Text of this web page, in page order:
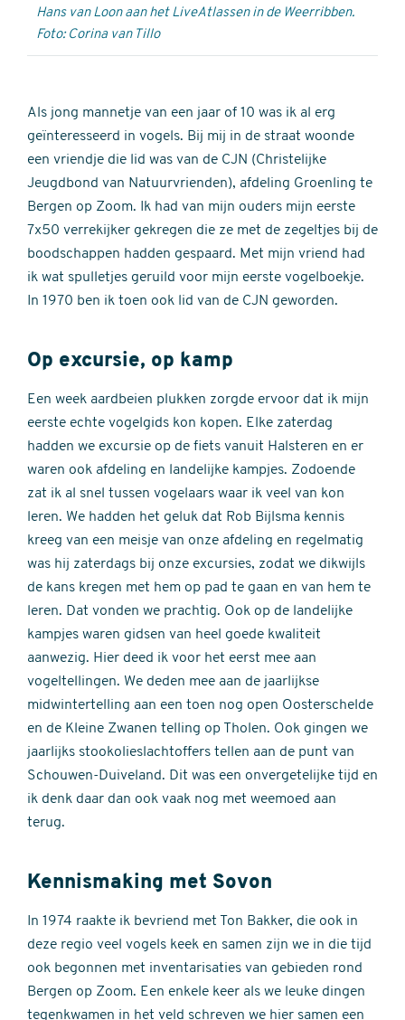
Hans van Loon aan het LiveAtlassen in de Weerribben.
Foto: Corina van Tillo
Als jong mannetje van een jaar of 10 was ik al erg
geïnteresseerd in vogels. Bij mij in de straat woonde
een vriendje die lid was van de CJN (Christelijke
Jeugdbond van Natuurvrienden), afdeling Groenling te
Bergen op Zoom. Ik had van mijn ouders mijn eerste
7x50 verrekijker gekregen die ze met de zegeltjes bij de
boodschappen hadden gespaard. Met mijn vriend had
ik wat spulletjes geruild voor mijn eerste vogelboekje.
In 1970 ben ik toen ook lid van de CJN geworden.
Op excursie, op kamp
Een week aardbeien plukken zorgde ervoor dat ik mijn
eerste echte vogelgids kon kopen. Elke zaterdag
hadden we excursie op de fiets vanuit Halsteren en er
waren ook afdeling en landelijke kampjes. Zodoende
zat ik al snel tussen vogelaars waar ik veel van kon
leren. We hadden het geluk dat Rob Bijlsma kennis
kreeg van een meisje van onze afdeling en regelmatig
was hij zaterdags bij onze excursies, zodat we dikwijls
de kans kregen met hem op pad te gaan en van hem te
leren. Dat vonden we prachtig. Ook op de landelijke
kampjes waren gidsen van heel goede kwaliteit
aanwezig. Hier deed ik voor het eerst mee aan
vogeltellingen. We deden mee aan de jaarlijkse
midwintertelling aan een toen nog open Oosterschelde
en de Kleine Zwanen telling op Tholen. Ook gingen we
jaarlijks stookolieslachtoffers tellen aan de punt van
Schouwen-Duiveland. Dit was een onvergetelijke tijd en
ik denk daar dan ook vaak nog met weemoed aan
terug.
Kennismaking met Sovon
In 1974 raakte ik bevriend met Ton Bakker, die ook in
deze regio veel vogels keek en samen zijn we in die tijd
ook begonnen met inventarisaties van gebieden rond
Bergen op Zoom. Een enkele keer als we leuke dingen
tegenkwamen in het veld schreven we hier samen een